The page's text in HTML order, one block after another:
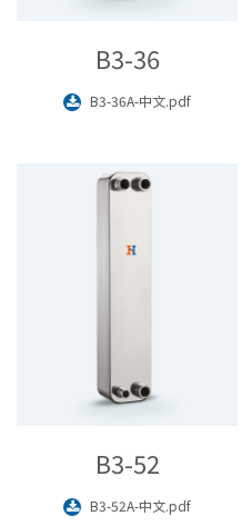
B3-36
B3-36A-中文.pdf
B3-52
B3-52A-中文.pdf